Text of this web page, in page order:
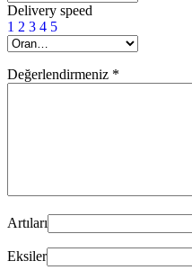
Delivery speed
1 2 3 4 5
Değerlendirmeniz *
Artıları
Eksiler